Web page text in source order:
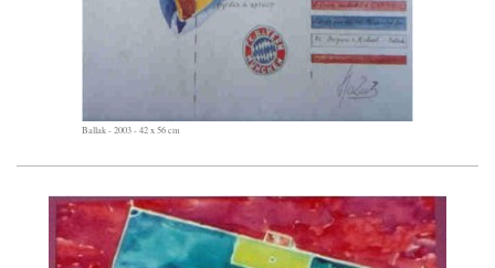
Ballak - 2003 - 42 x 56 cm